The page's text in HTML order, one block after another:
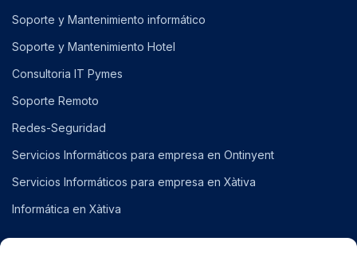
Soporte y Mantenimiento informático
Soporte y Mantenimiento Hotel
Consultoria IT Pymes
Soporte Remoto
Redes-Seguridad
Servicios Informáticos para empresa en Ontinyent
Servicios Informáticos para empresa en Xàtiva
Informática en Xàtiva